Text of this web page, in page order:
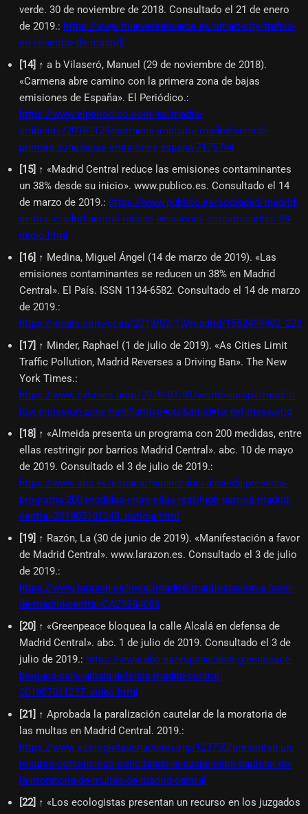
verde. 30 de noviembre de 2018. Consultado el 21 de enero
de 2019.: https://www.mueveteenverde.es/smart-city/trafico-
en-el-centro-de-madrid/
14] ↑ a b Vilaseró, Manuel (29 de noviembre de 2018).
«Carmena abre camino con la primera zona de bajas
emisiones de España». El Periódico.:
https://www.elperiodico.com/es/medio-
ambiente/20181129/carmena-implanta-madrid-central-
primera-zona-bajas-emisiones-espana-7175744
15] ↑ «Madrid Central reduce las emisiones contaminantes
un 38% desde su inicio». www.publico.es. Consultado el 14
de marzo de 2019.: https://www.publico.es/sociedad/madrid-
central-madrid-central-reduce-emisiones-contaminantes-38-
inicio.html
16] ↑ Medina, Miguel Ángel (14 de marzo de 2019). «Las
emisiones contaminantes se reducen un 38% en Madrid
Central». El País. ISSN 1134-6582. Consultado el 14 de marzo
de 2019.:
https://elpais.com/ccaa/2019/03/13/madrid/
17] ↑ Minder, Raphael (1 de julio de 2019). «As Cities Limit
Traffic Pollution, Madrid Reverses a Driving Ban». The New
York Times.:
https://www.nytimes.com/2019/07/01/world/europe/madrid-
low-emission-zone.html?smtyp=cur&smid=tw-nytimesworld
18] ↑ «Almeida presenta un programa con 200 medidas, entre
ellas restringir por barrios Madrid Central». abc. 10 de mayo
de 2019. Consultado el 3 de julio de 2019.:
https://www.abc.es/espana/madrid/abci-almeida-presenta-
programa-200-medidas-entre-ellas-restringir-barrios-madrid-
central-201905101248_noticia.html
19 ↑ Razón, La (30 de junio de 2019). «Manifestación a favor
de Madrid Central». www.larazon.es. Consultado el 3 de julio
de 2019.:
https://www.larazon.es/local/madrid/manifestacion-a-favor-
de-madrid-central-CA23984688
20] ↑ «Greenpeace bloquea la calle Alcalá en defensa de
Madrid Central». abc. 1 de julio de 2019. Consultado el 3 de
julio de 2019.: https://www.abc.es/espana/abci-greenpeace-
bloquea-calle-alcala-defensa-madrid-central-
201907011227_video.html
21
↑ Aprobada la paralización cautelar de la moratoria de
las multas en Madrid Central. 2019.:
https://www.ecologistasenaccion.org/123750/presentan-un-
recurso-contencioso-solicitando-la-suspension-cautelar-de-
la-moratoria-de-multas-de-madrid-central
22] ↑ «Los ecologistas presentan un recurso en los juzgados